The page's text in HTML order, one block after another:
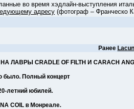
во время хэдлайн-выступления
адресу (фотограф – Франческо
Ранее
ЛАВРЫ CRADLE OF FILTH И CARACH
было. Полный концерт
летний юбилей.
COIL в Монреале.